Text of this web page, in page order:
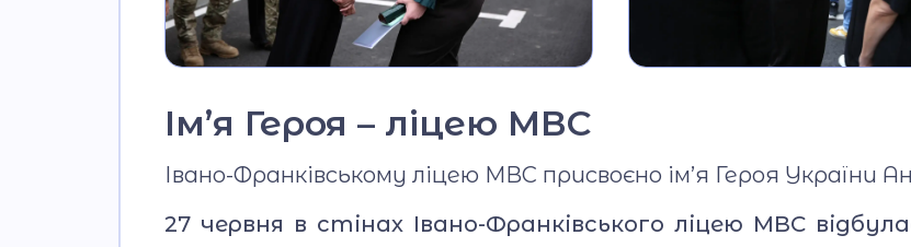
Фотогалерея
Вакансії
Ім’я Героя – ліцею МВС
Івано-Франківському ліцею МВС присвоєно ім’я Героя України
27 червня в стінах Івано-Франківського ліцею МВС